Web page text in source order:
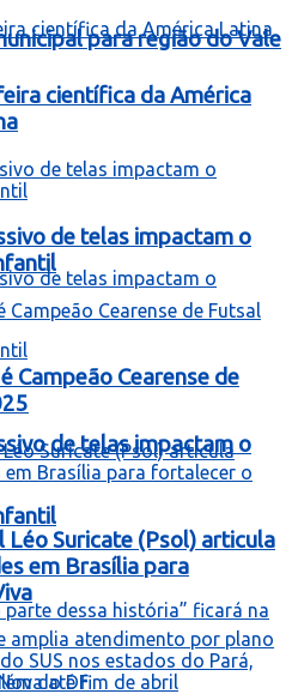
para região do Vale
de telas impactam o
científica da América
de telas impactam o
Campeão Cearense de
Suricate (Psol) articula
em Brasília para